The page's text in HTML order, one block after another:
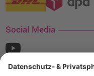
Social Media
¹ Nur gültig für den Versand